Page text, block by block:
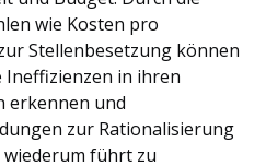
wie Kosten pro
Stellenbesetzung können
in ihren
erkennen und
zur Rationalisierung
führt zu